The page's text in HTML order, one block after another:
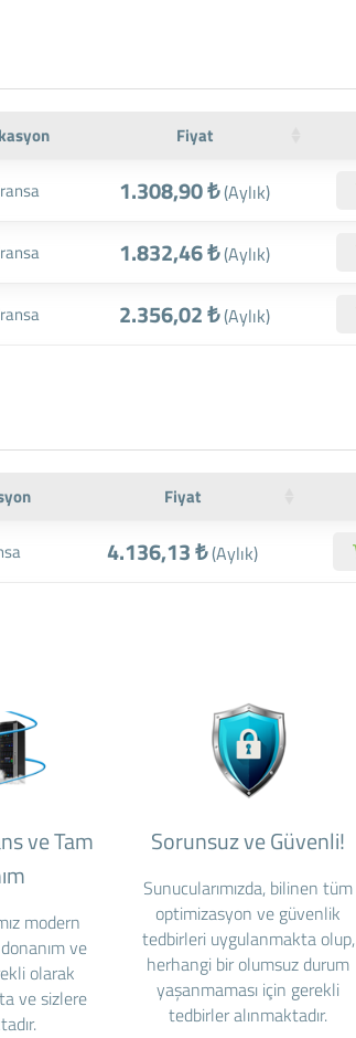
Fiyat
1.308,90 ₺(Aylık)
1.832,46 ₺(Aylık)
2.356,02 ₺(Aylık)
Fiyat
4.136,13 ₺(Aylık)
ve Tam
modern
ve
olarak
ve sizlere
Sorunsuz ve Güvenli!
Sunucularımızda, bilinen tüm
optimizasyon ve güvenlik
tedbirleri uygulanmakta olup,
herhangi bir olumsuz durum
yaşanmaması için gerekli
tedbirler alınmaktadır.